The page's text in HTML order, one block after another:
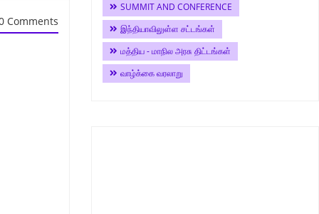
Comments
SUMMIT AND CONFERENCE
இந்தியாவிலுள்ள சட்டங்கள்
மத்திய - மாநில அரசு திட்டங்கள்
வாழ்க்கை வரலாறு